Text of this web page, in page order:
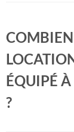
ÉQUIPÉ
?